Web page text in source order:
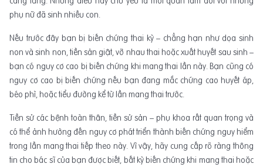
phụ nữ đã sinh nhiều con.
Nếu trước đây bạn bị biến chứng thai kỳ – chẳng hạn như dọa sinh
non và sinh non, tiền sản giật, vỡ nhau thai hoặc xuất huyết sau sinh –
bạn có nguy cơ cao bị biến chứng khi mang thai lần này. Bạn cũng có
nguy cơ cao bị biến chứng nếu bạn đang mắc chứng cao huyết áp,
béo phì, hoặc tiểu đường kể từ lần mang thai trước.
Tiền sử các bệnh toàn thân, tiền sử sản – phụ khoa rất quan trọng và
có thể ảnh hưởng đến nguy cơ phát triển thành biến chứng nguy hiểm
trong lần mang thai tiếp theo này. Vì vậy, hãy cung cấp rõ ràng thông
tin cho bác sĩ của bạn được biết, bất kỳ biến chứng khi mang thai hoặc